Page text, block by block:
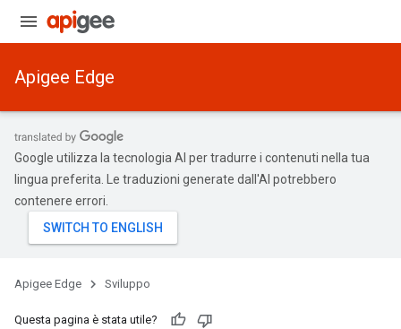
Apigee Edge
Google utilizza la tecnologia AI per tradurre i contenuti nella tua
lingua preferita. Le traduzioni generate dall'AI potrebbero
contenere errori.
Apigee Edge Sviluppo
Questa pagina è stata utile?